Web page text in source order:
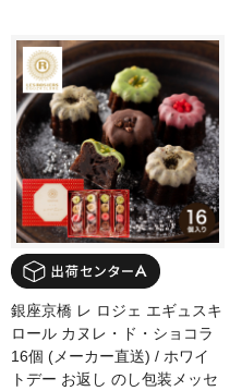
銀座京橋 レ ロジェ エギュスキ
ロール カヌレ・ド・ショコラ
16個 (メーカー直送) / ホワイ
トデー お返し のし包装メッセ